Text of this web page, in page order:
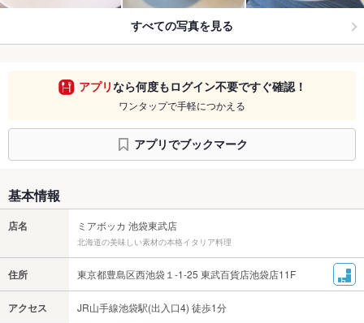
すべての写真を見る
アプリなら何度もログイン不要ですぐ確認！
ワンタップで手軽につかえる
アプリでブックマーク
基本情報
店名 ミアボッカ 池袋東武店
北海道の美味しい素材の本格イタリア料理
住所 東京都豊島区西池袋１-1-25 東武百貨店池袋店11F
アクセス JR山手線池袋駅(出入口4) 徒歩1分